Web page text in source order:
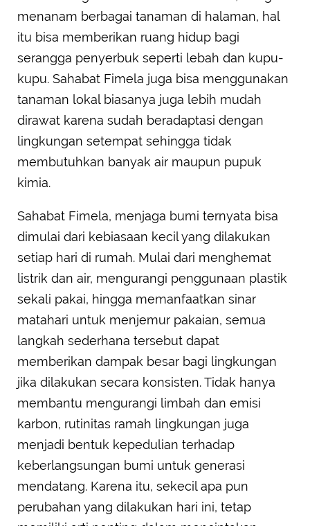
menanam berbagai tanaman di halaman, hal
itu bisa memberikan ruang hidup bagi
serangga penyerbuk seperti lebah dan kupu-
kupu. Sahabat Fimela juga bisa menggunakan
tanaman lokal biasanya juga lebih mudah
dirawat karena sudah beradaptasi dengan
lingkungan setempat sehingga tidak
membutuhkan banyak air maupun pupuk
kimia.
Sahabat Fimela, menjaga bumi ternyata bisa
dimulai dari kebiasaan kecil yang dilakukan
setiap hari di rumah. Mulai dari menghemat
listrik dan air, mengurangi penggunaan plastik
sekali pakai, hingga memanfaatkan sinar
matahari untuk menjemur pakaian, semua
langkah sederhana tersebut dapat
memberikan dampak besar bagi lingkungan
jika dilakukan secara konsisten. Tidak hanya
membantu mengurangi limbah dan emisi
karbon, rutinitas ramah lingkungan juga
menjadi bentuk kepedulian terhadap
keberlangsungan bumi untuk generasi
mendatang. Karena itu, sekecil apa pun
perubahan yang dilakukan hari ini, tetap